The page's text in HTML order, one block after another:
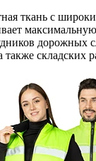
ткань с
дорожных
также складских